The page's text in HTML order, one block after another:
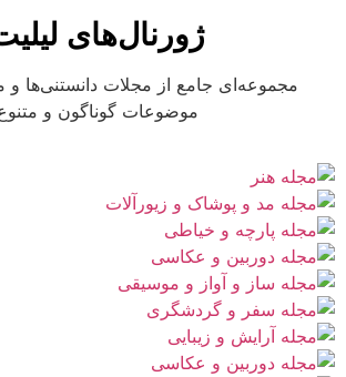
ژورنال‌های
مجموعه‌ای جامع از مجلات دانستنی‌ها و
موضوعات گوناگون و